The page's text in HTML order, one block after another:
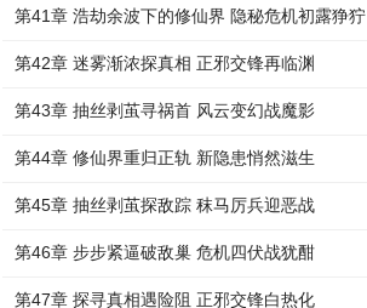
第41章 浩劫余波下的修仙界 隐秘危机初露狰狞
第42章 迷雾渐浓探真相 正邪交锋再临渊
第43章 抽丝剥茧寻祸首 风云变幻战魔影
第44章 修仙界重归正轨 新隐患悄然滋生
第45章 抽丝剥茧探敌踪 秣马厉兵迎恶战
第46章 步步紧逼破敌巢 危机四伏战犹酣
第47章 探寻真相遇险阻 正邪交锋白热化